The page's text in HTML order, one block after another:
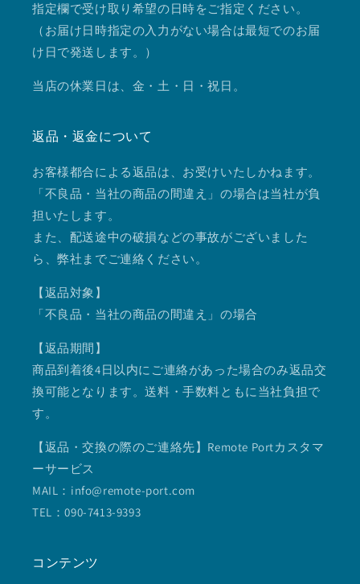
指定欄で受け取り希望の日時をご指定ください。
（お届け日時指定の入力がない場合は最短でのお届
け日で発送します。）
当店の休業日は、金・土・日・祝日。
返品・返金について
お客様都合による返品は、お受けいたしかねます。
「不良品・当社の商品の間違え」の場合は当社が負
担いたします。
また、配送途中の破損などの事故がございました
ら、弊社までご連絡ください。
【返品対象】
「不良品・当社の商品の間違え」の場合
【返品期間】
商品到着後4日以内にご連絡があった場合のみ返品交
換可能となります。送料・手数料ともに当社負担で
す。
【返品・交換の際のご連絡先】Remote Portカスタマ
ーサービス
MAIL：info@remote-port.com
TEL：090-7413-9393
コンテンツ